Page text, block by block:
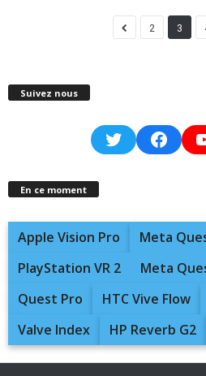
2 3
Suivez nous
Twitter
En ce moment
Apple Vision Pro
Meta
PlayStation VR 2
Meta
Quest Pro
HTC Vive Flow
Valve Index
HP Reverb G2